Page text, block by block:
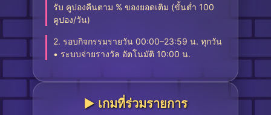
รับ คูปองคืนตาม % ของยอดเติม (ขั้นต่ำ 100
คูปอง/วัน)
2. รอบกิจกรรมรายวัน 00:00–23:59 น. ทุกวัน
• ระบบจ่ายรางวัล อัตโนมัติ 10:00 น.
▶︎ เกมที่ร่วมรายการ